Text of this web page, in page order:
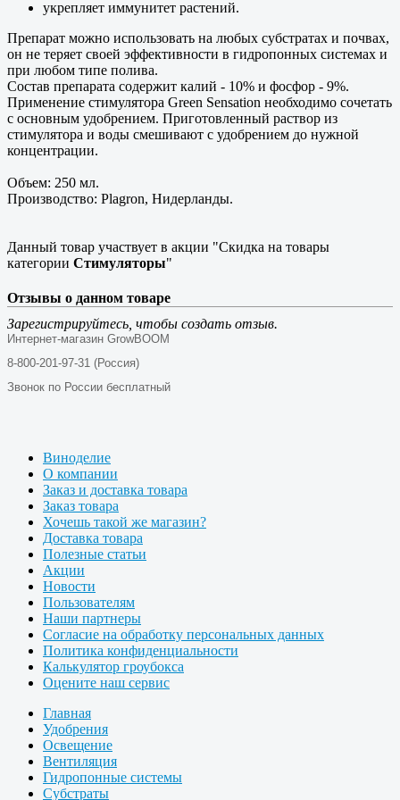
укрепляет иммунитет растений.
Препарат можно использовать на любых субстратах и почвах,
он не теряет своей эффективности в гидропонных системах и
при любом типе полива.
Состав препарата содержит калий - 10% и фосфор - 9%.
Применение стимулятора Green Sensation необходимо сочетать
с основным удобрением. Приготовленный раствор из
стимулятора и воды смешивают с удобрением до нужной
концентрации.
Объем: 250 мл.
Производство: Plagron, Нидерланды.
Данный товар участвует в акции "Скидка на товары
категории Стимуляторы"
Отзывы о данном товаре
Зарегистрируйтесь, чтобы создать отзыв.
Интернет-магазин GrowBOOM
8-800-201-97-31 (Россия)
Звонок по России бесплатный
Виноделие
О компании
Заказ и доставка товара
Заказ товара
Хочешь такой же магазин?
Доставка товара
Полезные статьи
Акции
Новости
Пользователям
Наши партнеры
Согласие на обработку персональных данных
Политика конфиденциальности
Калькулятор гроубокса
Оцените наш сервис
Главная
Удобрения
Освещение
Вентиляция
Гидропонные системы
Субстраты